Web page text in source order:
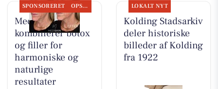
SPONSORERET OPSLAGSTAVLEN
MediSkin
kombinerer botox
og filler for
harmoniske og
naturlige
resultater
LOKALT NYT
Kolding Stadsarkiv
deler historiske
billeder af Kolding
fra 1922